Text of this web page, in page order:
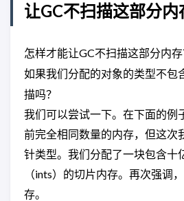
让GC不扫描这部分内
怎样才能让GC不扫描这部分内存
如果我们分配的对象的类型不包
描吗？
我们可以尝试一下。在下面的例
前完全相同数量的内存，但这次
针类型。我们分配了一块包含十
（ints）的切片内存。再次强调
存。